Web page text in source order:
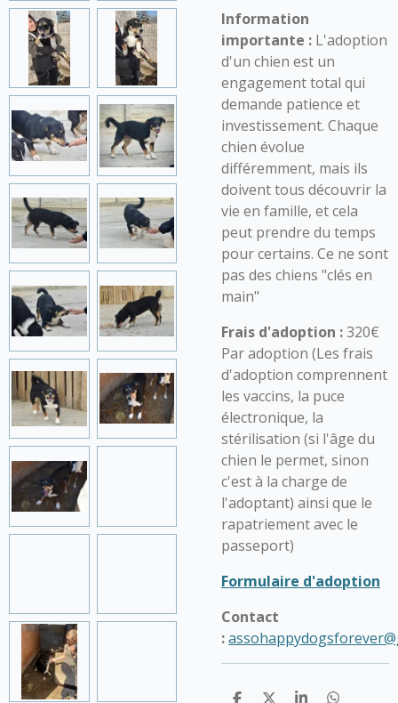
Information
importante : L'adoption
d'un chien est un
engagement total qui
demande patience et
investissement. Chaque
chien évolue
différemment, mais ils
doivent tous découvrir la
vie en famille, et cela
peut prendre du temps
pour certains. Ce ne sont
pas des chiens "clés en
main"
Frais d'adoption :320€
Par adoption (Les frais
d'adoption comprennent
les vaccins, la puce
électronique, la
stérilisation (si l'âge du
chien le permet, sinon
c'est à la charge de
l'adoptant) ainsi que le
rapatriement avec le
passeport)
Formulaire d'adoption
Contact
: